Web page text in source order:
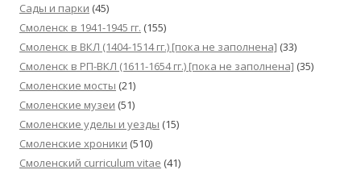
Сады и парки (45)
Смоленск в 1941-1945 гг. (155)
Смоленск в ВКЛ (1404-1514 гг.) [пока не заполнена] (33)
Смоленск в РП-ВКЛ (1611-1654 гг.) [пока не заполнена] (35)
Смоленские мосты (21)
Смоленские музеи (51)
Смоленские уделы и уезды (15)
Смоленские хроники (510)
Смоленский сurriculum vitae (41)